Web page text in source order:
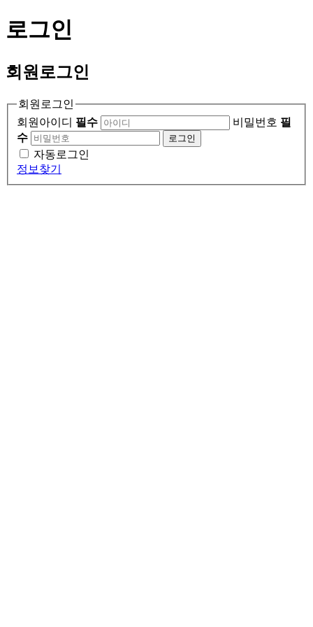
로그인
회원 로그인
회원로그인
회원아이디 필수 비밀번호 필
수
로그인
자동로그인
정보찾기